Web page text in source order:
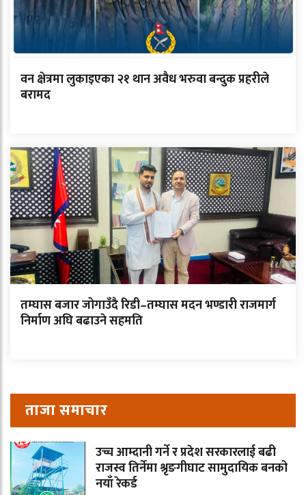
वन क्षेत्रमा लुकाइएका २१ थान अवैध भरुवा बन्दुक प्रहरीले
बरामद
तम्घास बजार जोगाउँदै रिडी–तम्घास मदन भण्डारी राजमार्ग
निर्माण अघि बढाउने सहमति
ताजा समाचार
उच्च आम्दानी गर्ने र प्रदेश सरकारलाई बढी
राजस्व तिर्नेमा श्रृङगीघाट सामुदायिक बनको
नयाँ रेकर्ड